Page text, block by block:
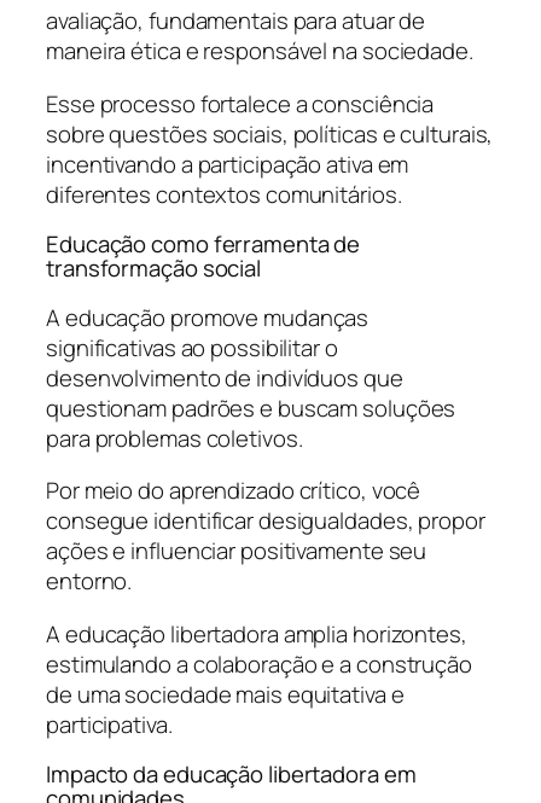
avaliação, fundamentais para atuar de
maneira ética e responsável na sociedade.
Esse processo fortalece a consciência
sobre questões sociais, políticas e culturais,
incentivando a participação ativa em
diferentes contextos comunitários.
Educação como ferramenta de
transformação social
A educação promove mudanças
significativas ao possibilitar o
desenvolvimento de indivíduos que
questionam padrões e buscam soluções
para problemas coletivos.
Por meio do aprendizado crítico, você
consegue identificar desigualdades, propor
ações e influenciar positivamente seu
entorno.
A educação libertadora amplia horizontes,
estimulando a colaboração e a construção
de uma sociedade mais equitativa e
participativa.
Impacto da educação libertadora em